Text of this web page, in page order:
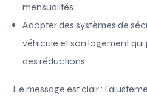
mensualités.
Adopter des systèmes de
véhicule et son logement
des réductions.
Le message est clair :